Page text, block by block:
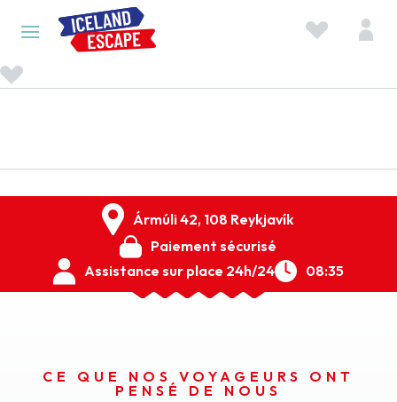
Ármúli 42, 108 Reykjavík
Paiement sécurisé
Assistance sur place 24h/24
08:35
CE QUE NOS VOYAGEURS ONT
PENSÉ DE NOUS